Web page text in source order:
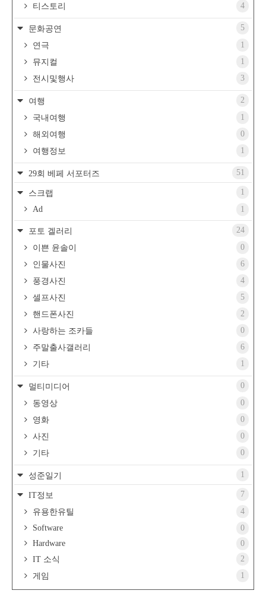
티스토리
4
문화공연
5
연극
1
뮤지컬
1
전시및행사
3
여행
2
국내여행
1
해외여행
0
여행정보
1
29회 베페 서포터즈 51
스크랩
1
Ad
1
포토 겔러리
24
이쁜 윤솔이
0
인물사진
6
풍경사진
4
셀프사진
5
핸드폰사진
2
사랑하는 조카들
0
주말출사갤러리
6
기타
1
멀티미디어
0
동영상
0
영화
0
사진
0
기타
0
성준일기 1
IT정보
7
유용한유틸
4
Software
0
Hardware
0
IT 소식
2
게임
1